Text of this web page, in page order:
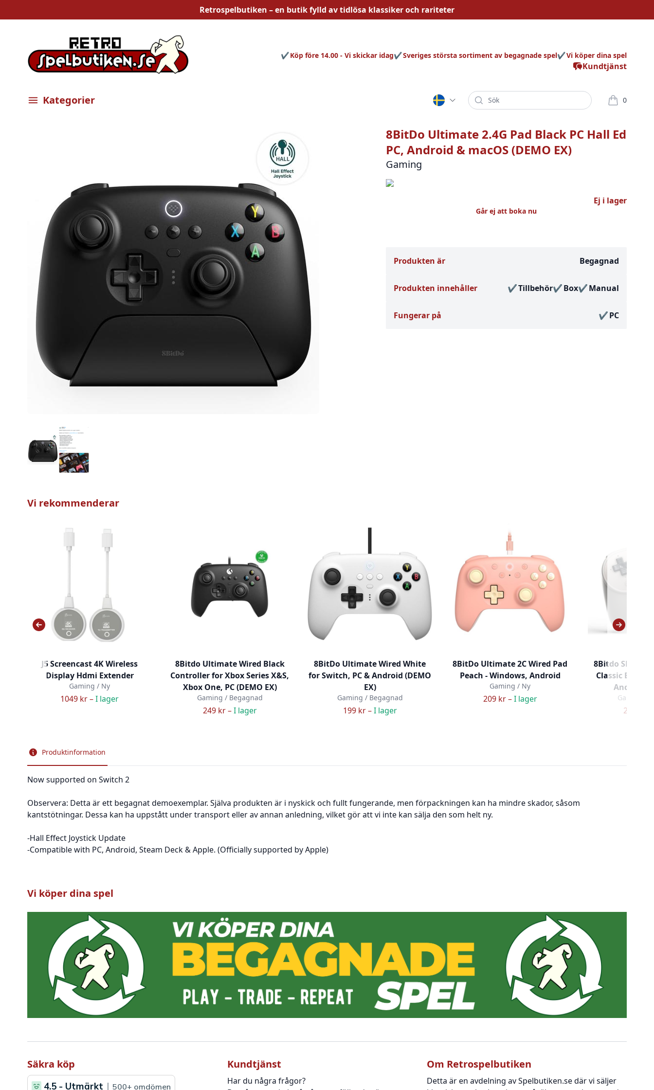
Retrospelbutiken – en butik fylld avtidlösa klassiker och rariteter
Kundtjänst
Köp före 14.00 - Vi skickar idag Sveriges största sortiment av begagnade spel Vi köper dina spel
Öppna meny
Kategorier Sök 0
varor i
8BitDo Ultimate 2.4G Pad Black PC Hall Ed
PC, Android & macOS (DEMO EX)
Gaming
Ej i lager
Går ej att boka nu
Produkten är Begagnad
Produkten innehåller Tillbehör Box Manual
Fungerar på PC
Vi rekommenderar
J5 Screencast 4K Wireless
Display Hdmi Extender
Gaming / Ny
1049 kr –I lager
8Bitdo Ultimate Wired Black
Controller for Xbox Series X&S,
Xbox One, PC (DEMO EX)
Gaming / Begagnad
249 kr –I lager
8BitDo Ultimate Wired White
for Switch, PC & Android (DEMO
EX)
Gaming / Begagnad
199 kr –I lager
8BitDo Ultimate 2C Wired Pad
Peach - Windows, Android
Gaming / Ny
209 kr –I lager
8Bitdo SN30
Classic
Android
Gaming /
249 kr –
Produktinformation
Now supported on Switch 2
Observera: Detta är ett begagnat demoexemplar. Själva produkten är i nyskick och fullt fungerande, men förpackningen kan ha mindre skador, såsom
kantstötningar. Dessa kan ha uppstått under transport eller av annan anledning, vilket gör att vi inte kan sälja den som helt ny.
-Hall Effect Joystick Update
-Compatible with PC, Android, Steam Deck & Apple. (Officially supported by Apple)
Vi köper dina spel
Säkra köp Kundtjänst
Har du några frågor?
Om Retrospelbutiken
Detta är en avdelning av Spelbutiken.se där vi säljer